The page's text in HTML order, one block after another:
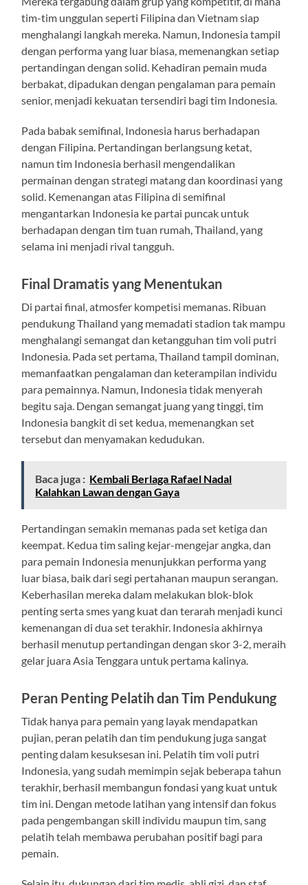
tim-tim unggulan seperti Filipina dan Vietnam siap
menghalangi langkah mereka. Namun, Indonesia tampil
dengan performa yang luar biasa, memenangkan setiap
pertandingan dengan solid. Kehadiran pemain muda
berbakat, dipadukan dengan pengalaman para pemain
senior, menjadi kekuatan tersendiri bagi tim Indonesia.
Pada babak semifinal, Indonesia harus berhadapan
dengan Filipina. Pertandingan berlangsung ketat,
namun tim Indonesia berhasil mengendalikan
permainan dengan strategi matang dan koordinasi yang
solid. Kemenangan atas Filipina di semifinal
mengantarkan Indonesia ke partai puncak untuk
berhadapan dengan tim tuan rumah, Thailand, yang
selama ini menjadi rival tangguh.
Final Dramatis yang Menentukan
Di partai final, atmosfer kompetisi memanas. Ribuan
pendukung Thailand yang memadati stadion tak mampu
menghalangi semangat dan ketangguhan tim voli putri
Indonesia. Pada set pertama, Thailand tampil dominan,
memanfaatkan pengalaman dan keterampilan individu
para pemainnya. Namun, Indonesia tidak menyerah
begitu saja. Dengan semangat juang yang tinggi, tim
Indonesia bangkit di set kedua, memenangkan set
tersebut dan menyamakan kedudukan.
Baca juga : Kembali Berlaga Rafael Nadal
Kalahkan Lawan dengan Gaya
Pertandingan semakin memanas pada set ketiga dan
keempat. Kedua tim saling kejar-mengejar angka, dan
para pemain Indonesia menunjukkan performa yang
luar biasa, baik dari segi pertahanan maupun serangan.
Keberhasilan mereka dalam melakukan blok-blok
penting serta smes yang kuat dan terarah menjadi kunci
kemenangan di dua set terakhir. Indonesia akhirnya
berhasil menutup pertandingan dengan skor 3-2, meraih
gelar juara Asia Tenggara untuk pertama kalinya.
Peran Penting Pelatih dan Tim Pendukung
Tidak hanya para pemain yang layak mendapatkan
pujian, peran pelatih dan tim pendukung juga sangat
penting dalam kesuksesan ini. Pelatih tim voli putri
Indonesia, yang sudah memimpin sejak beberapa tahun
terakhir, berhasil membangun fondasi yang kuat untuk
tim ini. Dengan metode latihan yang intensif dan fokus
pada pengembangan skill individu maupun tim, sang
pelatih telah membawa perubahan positif bagi para
pemain.